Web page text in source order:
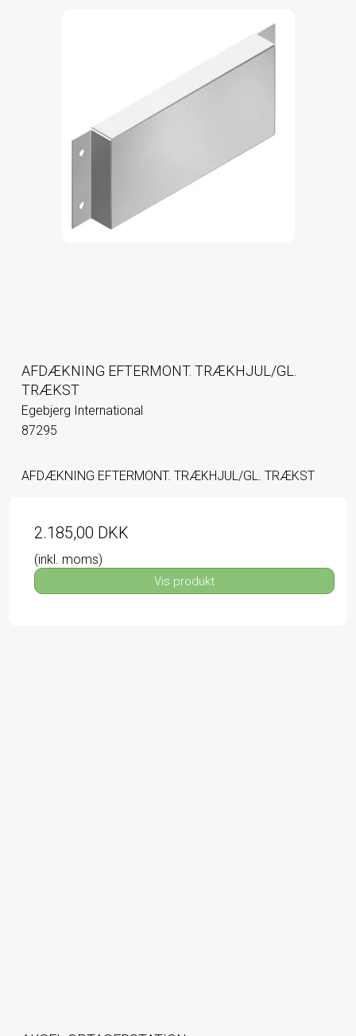
AFDÆKNING EFTERMONT. TRÆKHJUL/GL.
TRÆKST
Egebjerg International
87295
AFDÆKNING EFTERMONT. TRÆKHJUL/GL. TRÆKST
2.185,00 DKK
(inkl. moms)
Vis produkt